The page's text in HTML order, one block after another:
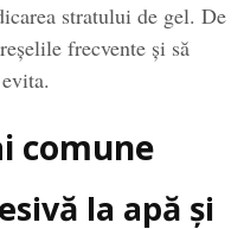
stratului de gel. De
frecvente și să
comune
la apă și